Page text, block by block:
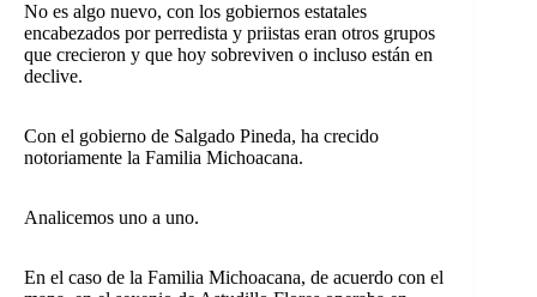
No es algo nuevo, con los gobiernos estatales
encabezados por perredista y priistas eran otros grupos
que crecieron y que hoy sobreviven o incluso están en
declive.
Con el gobierno de Salgado Pineda, ha crecido
notoriamente la Familia Michoacana.
Analicemos uno a uno.
En el caso de la Familia Michoacana, de acuerdo con el